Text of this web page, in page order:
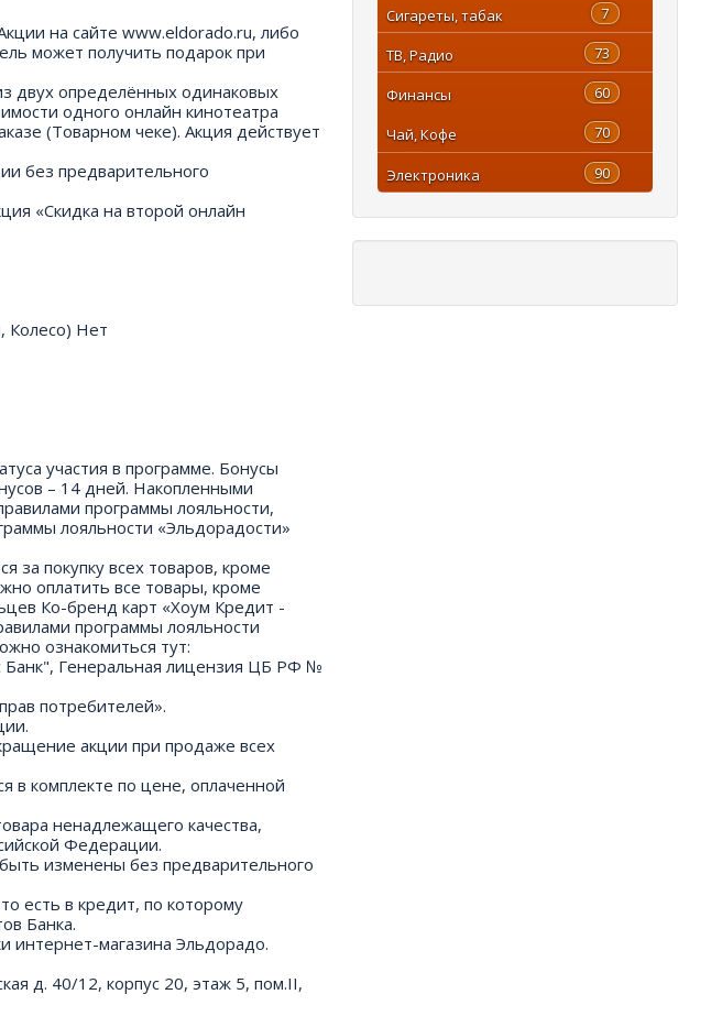
на сайте www.eldorado.ru, либо
может получить подарок при
двух определённых одинаковых
одного онлайн кинотеатра
(Товарном чеке). Акция действует
без предварительного
«Скидка на второй онлайн
Колесо) Нет
участия в программе. Бонусы
– 14 дней. Накопленными
программы лояльности,
лояльности «Эльдорадости»
за покупку всех товаров, кроме
оплатить все товары, кроме
Ко-бренд карт «Хоум Кредит -
программы лояльности
ознакомиться тут:
Банк", Генеральная лицензия ЦБ РФ №
потребителей».
акции при продаже всех
в комплекте по цене, оплаченной
ненадлежащего качества,
Федерации.
изменены без предварительного
есть в кредит, по которому
Банка.
интернет-магазина Эльдорадо.
д. 40/12, корпус 20, этаж 5, пом.II,
7
Сигареты, табак
73
ТВ, Радио
60
Финансы
70
Чай, Кофе
90
Электроника